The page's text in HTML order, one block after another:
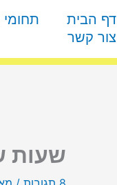
דף הבית תחומי
צור קשר
שעות